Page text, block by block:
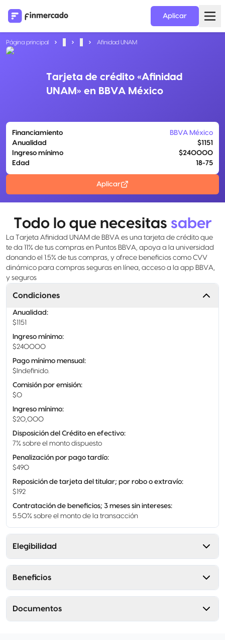
Aplicar
Página principal Afinidad UNAM
Tarjeta de crédito «Afinidad
UNAM» en BBVA México
Financiamiento
BBVA México
Anualidad
$1151
Ingreso mínimo
$240000
Edad
18-75
Aplicar
Todo lo que necesitas saber
La Tarjeta Afinidad UNAM de BBVA es una tarjeta de crédito que
te da 11% de tus compras en Puntos BBVA, apoya a la universidad
donando el 1.5% de tus compras, y ofrece beneficios como CVV
dinámico para compras seguras en línea, acceso a la app BBVA,
y seguros
Condiciones
Anualidad:
$1151
Ingreso mínimo:
$240000
Pago mínimo mensual :
$Indefinido.
Comisión por emisión:
$0
Ingreso mínimo:
$20,000
Disposición del Crédito en efectivo:
7% sobre el monto dispuesto
Penalización por pago tardío:
$490
Reposición de tarjeta del titular; por robo o extravío:
$192
Contratación de beneficios; 3 meses sin intereses:
5.50% sobre el monto de la transacción
Elegibilidad
Beneficios
Documentos